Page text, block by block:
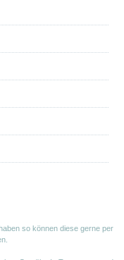
so können diese gerne per